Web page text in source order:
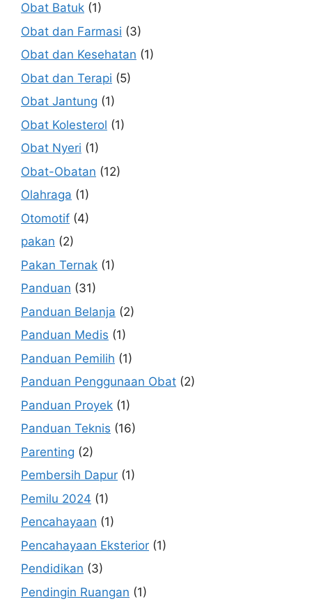
Obat Batuk (1)
Obat dan Farmasi (3)
Obat dan Kesehatan (1)
Obat dan Terapi (5)
Obat Jantung (1)
Obat Kolesterol (1)
Obat Nyeri (1)
Obat-Obatan (12)
Olahraga (1)
Otomotif (4)
pakan (2)
Pakan Ternak (1)
Panduan (31)
Panduan Belanja (2)
Panduan Medis (1)
Panduan Pemilih (1)
Panduan Penggunaan Obat (2)
Panduan Proyek (1)
Panduan Teknis (16)
Parenting (2)
Pembersih Dapur (1)
Pemilu 2024 (1)
Pencahayaan (1)
Pencahayaan Eksterior (1)
Pendidikan (3)
Pendingin Ruangan (1)